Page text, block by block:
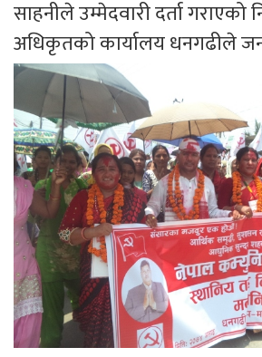
साहनीले उम्मेदवारी दर्ता गराएको
अधिकृतको कार्यालय धनगढीले